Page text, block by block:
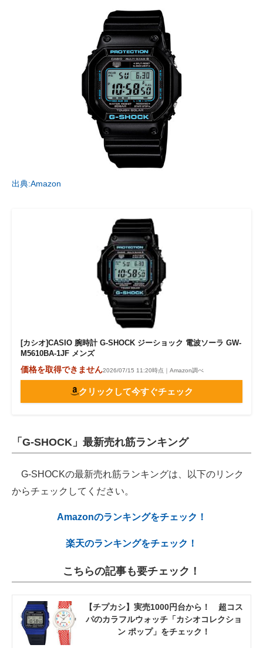
出典:Amazon
[カシオ]CASIO 腕時計 G-SHOCK ジーショック 電波ソーラ GW-
M5610BA-1JF メンズ
価格を取得できません2026/07/15 11:20時点｜Amazon調べ
クリックして今すぐチェック
「G-SHOCK」最新売れ筋ランキング
G-SHOCKの最新売れ筋ランキングは、以下のリンク
からチェックしてください。
Amazonのランキングをチェック！
楽天のランキングをチェック！
こちらの記事も要チェック！
【チプカシ】実売1000円台から！ 超コス
パのカラフルウォッチ「カシオコレクショ
ン ポップ」をチェック！